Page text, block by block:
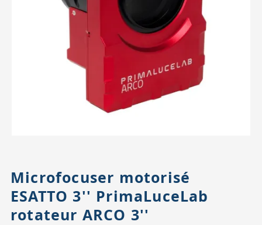
Accessoires pour montures
Têtes
Pièces détachées
Microfocuser motorisé
ESATTO 3'' PrimaLuceLab
rotateur ARCO 3''